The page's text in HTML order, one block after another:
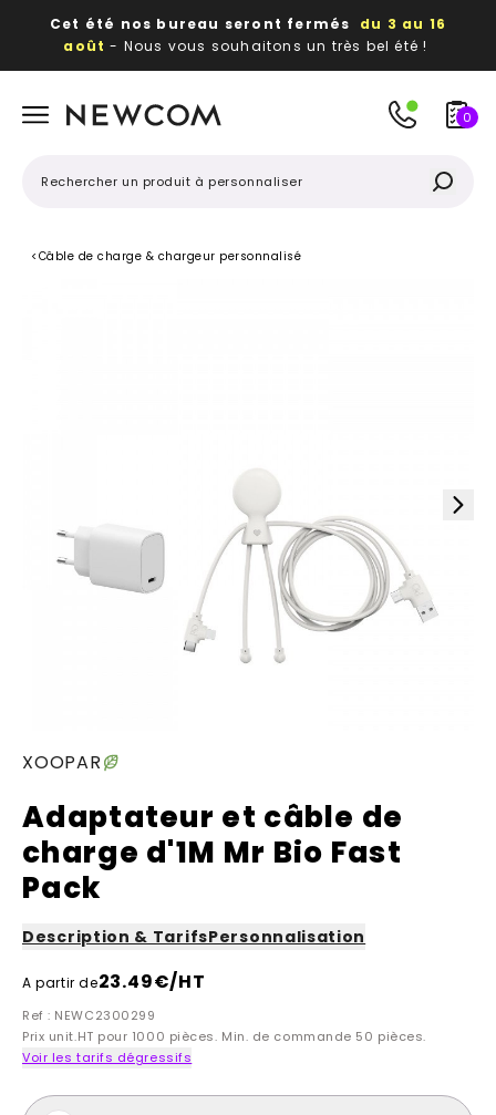
Cet été nos bureau seront fermés du 3 au 16
août - Nous vous souhaitons un très bel été !
publicitaires
0
< Câble de charge & chargeur personnalisé
XOOPAR
Adaptateur et câble de
charge d'1M Mr Bio Fast
Pack
Description & TarifsPersonnalisation
A partir de23.49€/HT
Ref : NEWC2300299
Prix unit.HT pour 1000 pièces. Min. de commande 50 pièces.
Voir les tarifs dégressifs